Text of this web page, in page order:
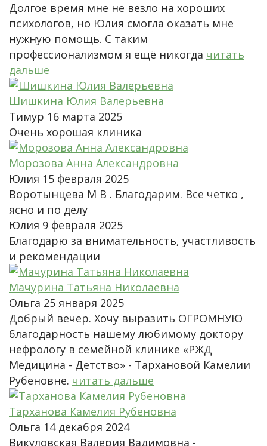
Долгое время мне не везло на хороших
психологов, но Юлия смогла оказать мне
нужную помощь. С таким
профессионализмом я ещё никогда читать
дальше
Шишкина Юлия Валерьевна
Тимур 16 марта 2025
Очень хорошая клиника
Морозова Анна Александровна
Юлия 15 февраля 2025
Воротынцева М В . Благодарим. Все четко ,
ясно и по делу
Юлия 9 февраля 2025
Благодарю за внимательность, участливость
и рекомендации
Мачурина Татьяна Николаевна
Ольга 25 января 2025
Добрый вечер. Хочу выразить ОГРОМНУЮ
благодарность нашему любимому доктору
нефрологу в семейной клинике «РЖД
Медицина - Детство» - Тархановой Камелии
Рубеновне. читать дальше
Тарханова Камелия Рубеновна
Ольга 14 декабря 2024
Викуловская Валерия Вадимовна -